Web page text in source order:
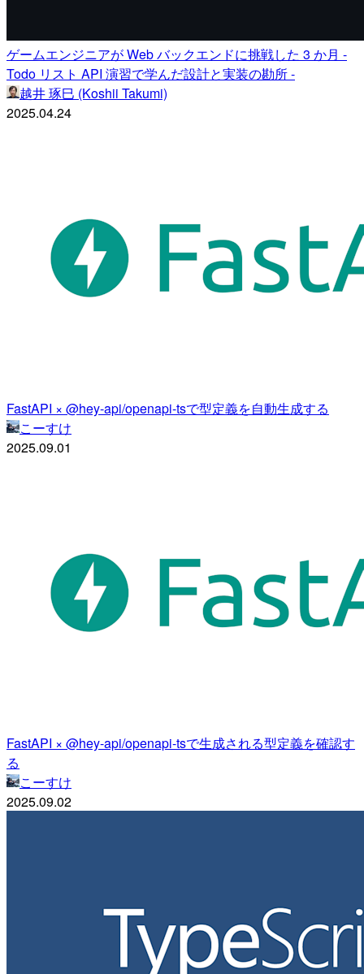
ゲームエンジニアが Web バックエンドに挑戦した 3 か月 -
Todo リスト API 演習で学んだ設計と実装の勘所 -
越井 琢巳 (Koshii Takumi)
2025.04.24
FastAPI × @hey-api/openapi-tsで型定義を自動生成する
こーすけ
2025.09.01
FastAPI × @hey-api/openapi-tsで生成される型定義を確認す
る
こーすけ
2025.09.02